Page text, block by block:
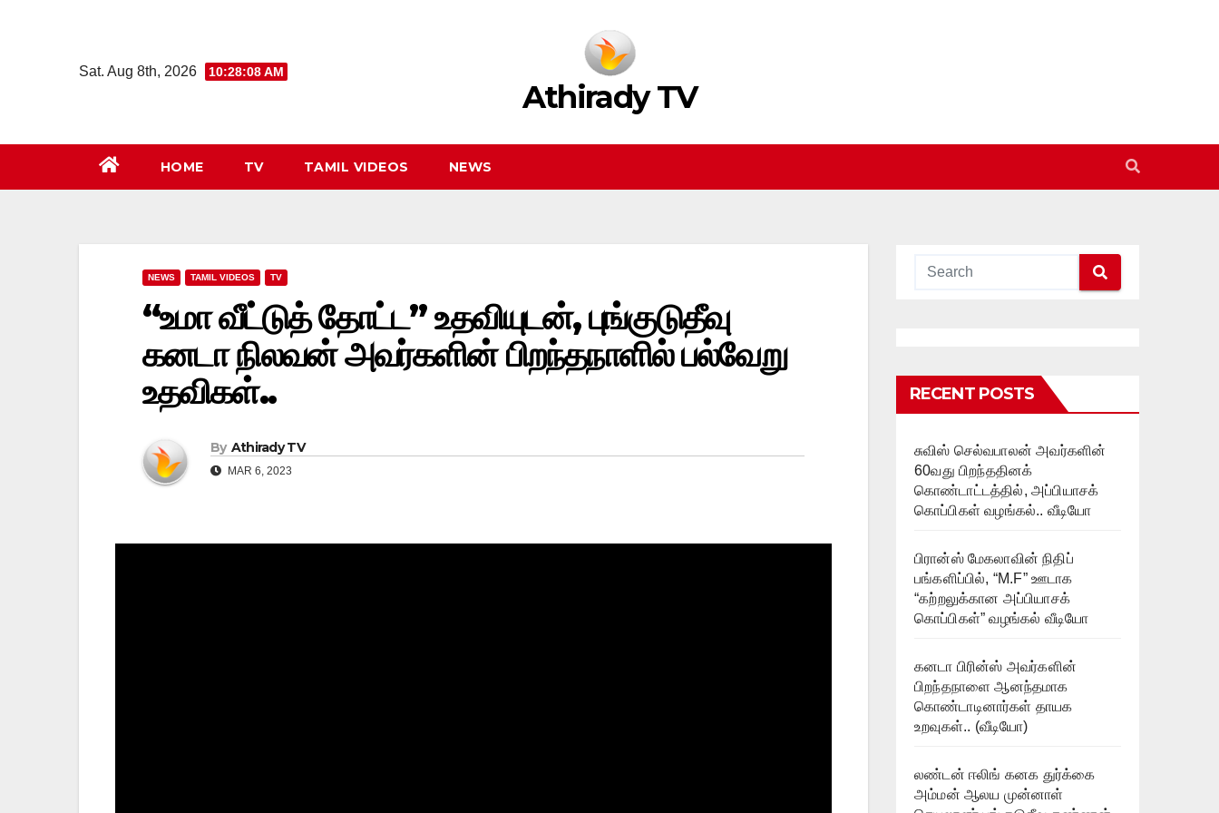
Sat. Aug 8th, 2026 10:28:08 AM
Athirady TV
HOME TV TAMIL VIDEOS NEWS
NEWS TAMIL VIDEOS TV
“உமா வீட்டுத் தோட்ட” உதவியுடன், புங்குடுதீவு
கனடா நிலவன் அவர்களின் பிறந்தநாளில் பல்வேறு
உதவிகள்..
By Athirady TV
MAR 6, 2023
RECENT POSTS
சுவிஸ் செல்வபாலன் அவர்களின்
60வது பிறந்ததினக்
கொண்டாட்டத்தில், அப்பியாசக்
கொப்பிகள் வழங்கல்.. வீடியோ
பிரான்ஸ் மேகலாவின் நிதிப்
பங்களிப்பில், “M.F” ஊடாக
“கற்றலுக்கான அப்பியாசக்
கொப்பிகள்” வழங்கல் வீடியோ
கனடா பிரின்ஸ் அவர்களின்
பிறந்தநாளை ஆனந்தமாக
கொண்டாடினார்கள் தாயக
உறவுகள்.. (வீடியோ)
லண்டன் ஈலிங் கனக துர்க்கை
அம்மன் ஆலய முன்னாள்